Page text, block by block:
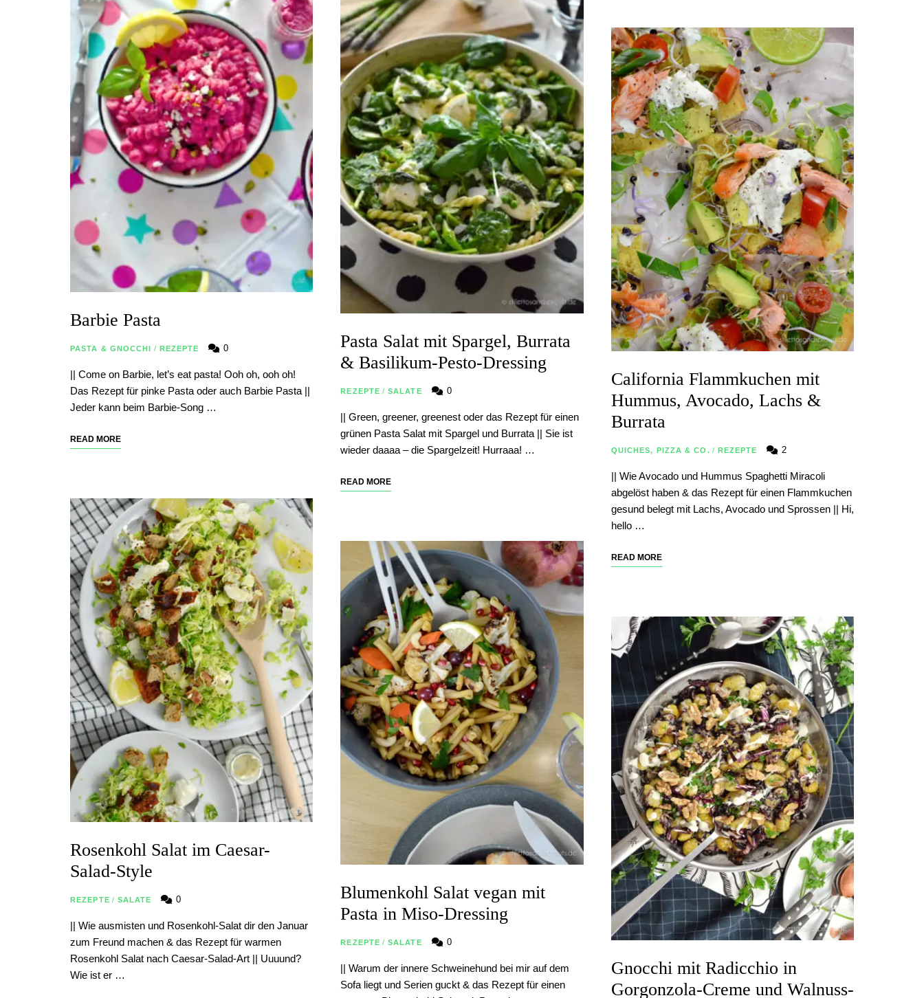
Barbie Pasta
PASTA & GNOCCHI / REZEPTE 0
|| Come on Barbie, let’s eat pasta! Ooh oh, ooh oh!
Das Rezept für pinke Pasta oder auch Barbie Pasta ||
Jeder kann beim Barbie-Song …
READ MORE
Rosenkohl Salat im Caesar-
Salad-Style
REZEPTE / SALATE 0
|| Wie ausmisten und Rosenkohl-Salat dir den Januar
zum Freund machen & das Rezept für warmen
Rosenkohl Salat nach Caesar-Salad-Art || Uuuund?
Wie ist er …
Pasta Salat mit Spargel, Burrata
& Basilikum-Pesto-Dressing
REZEPTE / SALATE 0
|| Green, greener, greenest oder das Rezept für einen
grünen Pasta Salat mit Spargel und Burrata || Sie ist
wieder daaaa – die Spargelzeit! Hurraaa! …
READ MORE
Blumenkohl Salat vegan mit
Pasta in Miso-Dressing
REZEPTE / SALATE 0
|| Warum der innere Schweinehund bei mir auf dem
Sofa liegt und Serien guckt & das Rezept für einen
California Flammkuchen mit
Hummus, Avocado, Lachs &
Burrata
QUICHES, PIZZA & CO. / REZEPTE 2
|| Wie Avocado und Hummus Spaghetti Miracoli
abgelöst haben & das Rezept für einen Flammkuchen
gesund belegt mit Lachs, Avocado und Sprossen || Hi,
hello …
READ MORE
Gnocchi mit Radicchio in
Gorgonzola-Creme und Walnuss-